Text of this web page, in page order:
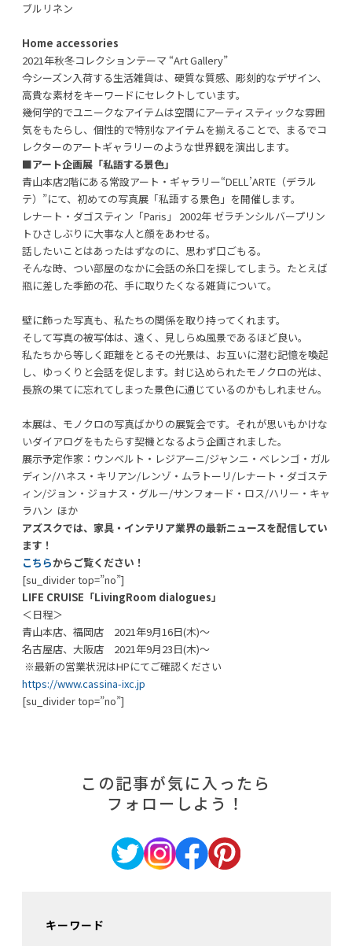
ブルリネン
Home accessories
2021年秋冬コレクションテーマ “Art Gallery”
今シーズン入荷する生活雑貨は、硬質な質感、彫刻的なデザイン、
高貴な素材をキーワードにセレクトしています。
幾何学的でユニークなアイテムは空間にアーティスティックな雰囲
気をもたらし、個性的で特別なアイテムを揃えることで、まるでコ
レクターのアートギャラリーのような世界観を演出します。
■アート企画展「私語する景色」
青山本店2階にある常設アート・ギャラリー“DELL’ARTE（デラル
テ）”にて、初めての写真展「私語する景色」を開催します。
レナート・ダゴスティン「Paris」 2002年 ゼラチンシルバープリン
トひさしぶりに大事な人と顔をあわせる。
話したいことはあったはずなのに、思わず口ごもる。
そんな時、つい部屋のなかに会話の糸口を探してしまう。たとえば
瓶に差した季節の花、手に取りたくなる雑貨について。
壁に飾った写真も、私たちの関係を取り持ってくれます。
そして写真の被写体は、遠く、見しらぬ風景であるほど良い。
私たちから等しく距離をとるその光景は、お互いに潜む記憶を喚起
し、ゆっくりと会話を促します。封じ込められたモノクロの光は、
長旅の果てに忘れてしまった景色に通じているのかもしれません。
本展は、モノクロの写真ばかりの展覧会です。それが思いもかけな
いダイアログをもたらす契機となるよう企画されました。
展示予定作家：ウンベルト・レジアーニ/ジャンニ・ベレンゴ・ガル
ディン/ハネス・キリアン/レンゾ・ムラトーリ/レナート・ダゴステ
ィン/ジョン・ジョナス・グルー/サンフォード・ロス/ハリー・キャ
ラハン ほか
アズスクでは、家具・インテリア業界の最新ニュースを配信してい
ます！
こちらからご覧ください！
[su_divider top=”no”]
LIFE CRUISE「LivingRoom dialogues」
＜日程＞
青山本店、福岡店 2021年9月16日(木)～
名古屋店、大阪店 2021年9月23日(木)～
※最新の営業状況はHPにてご確認ください
https://www.cassina-ixc.jp
[su_divider top=”no”]
この記事が気に入ったら
フォローしよう！
キーワード